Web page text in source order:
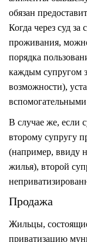
обязан
Когда через суд за
проживания,
порядка
каждым супругом
возможности),
В случае же, если
второму супругу
(например, ввиду
жилья), второй
Продажа
Жильцы,
приватизацию